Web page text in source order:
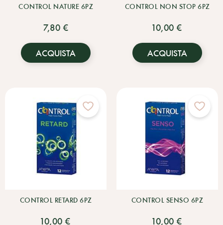
CONTROL NATURE 6PZ
7,80 €
ACQUISTA
CONTROL NON STOP 6PZ
10,00 €
ACQUISTA
CONTROL RETARD 6PZ
10,00 €
CONTROL SENSO 6PZ
10,00 €